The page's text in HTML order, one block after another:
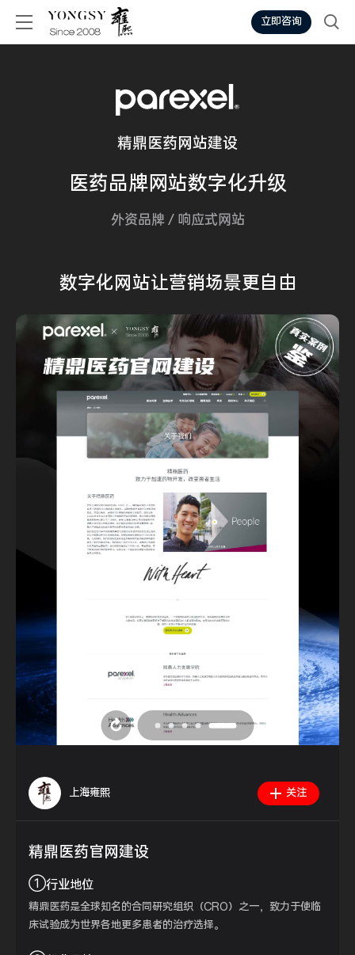
立即咨询
精鼎医药网站建设
医药品牌网站数字化升级
外资品牌 / 响应式网站
数字化网站让营销场景更自由
上海雍熙 关注
精鼎医药官网建设
①行业地位
精鼎医药是全球知名的合同研究组织（CRO）之一，致力于使临
床试验成为世界各地更多患者的治疗选择。